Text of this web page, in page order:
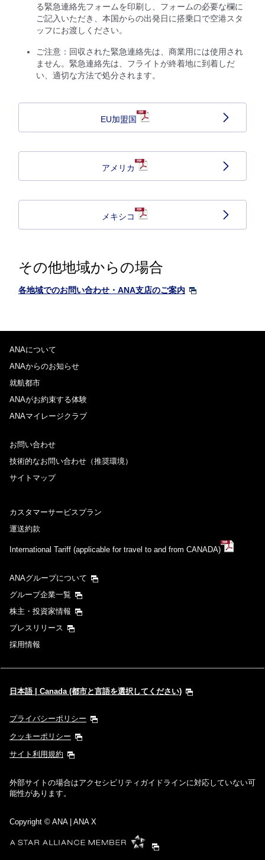
る緊急連絡先フォームを印刷し、フォームの必要な欄に
ご記入いただき、本国からの出発日に搭乗口で空港スタ
ッフにお渡しください。
ご注意：回収された緊急連絡先は、商業用には使用され
ません。緊急連絡先は、フライトが終着地に到着しだ
い、適切な方法で処分されます。
EU加盟国
アメリカ
メキシコ
その他地域からの場合
各地域でのお問い合わせ・ANA支店のご案内
ANAについて
ANAからのお知らせ
就航都市
ANAがお約束する体験
ANAマイレージクラブ
お問い合わせ
技術的なお問い合わせ（推奨環境）
サイトマップ
カスタマーサービスプラン
運送約款
International Tariff (applicable for travel to and from CANADA)
ANAグループについて
グループ企業一覧
株主・投資家情報
プレスリリース
採用情報
日本語 | Canada (都市と言語を選択してください)
プライバシーポリシー
クッキーポリシー
サイト利用規約
外部サイトの場合はアクセシビリティガイドラインに対応していない可
能性があります。
Copyright © ANA | ANA X